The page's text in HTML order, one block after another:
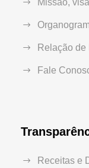
Relação
Fale
Receitas e